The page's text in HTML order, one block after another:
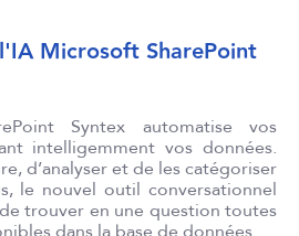
Microsoft SharePoint
Syntex automatise vos
intelligemment vos données.
d’analyser et de les catégoriser
le nouvel outil conversationnel
trouver en une question toutes